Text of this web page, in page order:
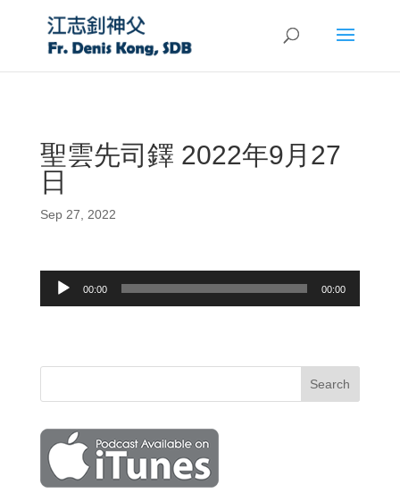
聖雲先司鐸 2022年9月27
日
Sep 27, 2022
Audio
00:00 00:00